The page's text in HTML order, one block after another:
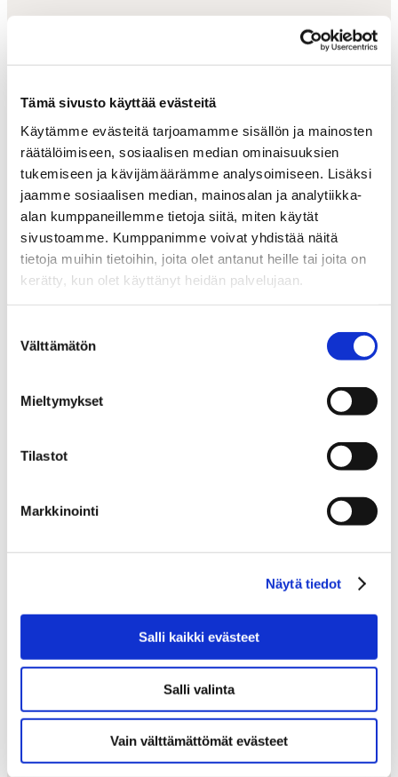
Tämä sivusto käyttää evästeitä
Käytämme evästeitä tarjoamamme sisällön ja mainosten
räätälöimiseen, sosiaalisen median ominaisuuksien
tukemiseen ja kävijämäärämme analysoimiseen. Lisäksi
jaamme sosiaalisen median, mainosalan ja analytiikka-
alan kumppaneillemme tietoja siitä, miten käytät
sivustoamme. Kumppanimme voivat yhdistää näitä
tietoja muihin tietoihin, joita olet antanut heille tai joita on
kerätty, kun olet käyttänyt heidän palvelujaan.
valinta
Välttämätön
Mieltymykset
Tilastot
Markkinointi
Näytä tiedot
Salli kaikki evästeet
Salli valinta
Vain välttämättömät evästeet
Tampere AI
About Ecosystem
Ecosystem Members
Ecosystem Services
Why Tampere
Contact Information
Tampere AI Research translated to Business
Tampere AI Events & Matchmaking – Over
AI Champion – €20 Million to Bring agentic AI
into the Construction Industry
Softlandia – From Tampere to Austin and
Updates & Opportunities
Projects